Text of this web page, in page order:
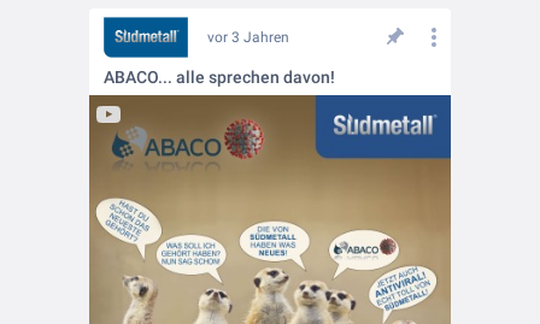
vor 3 Jahren
ABACO... alle sprechen davon!